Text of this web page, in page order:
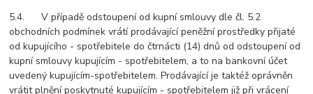
5.4. V případě odstoupení od kupní smlouvy dle čl. 5.2
obchodních podmínek vrátí prodávající peněžní prostředky přijaté
od kupujícího - spotřebitele do čtrnácti (14) dnů od odstoupení od
kupní smlouvy kupujícím - spotřebitelem, a to na bankovní účet
uvedený kupujícím-spotřebitelem. Prodávající je taktéž oprávněn
vrátit plnění poskytnuté kupujícím - spotřebitelem již při vrácení